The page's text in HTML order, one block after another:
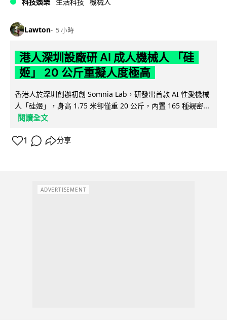
Lawton 5 小時
港人深圳設廠研 AI 成人機械人 「硅
姬」 20 公斤重擬人度極高
香港人於深圳創辦初創 Somnia Lab，研發出首款 AI 性愛機械
人「硅姬」，身高 1.75 米卻僅重 20 公斤，內置 165 種親密...
閱讀全文
1 分享
ADVERTISEMENT